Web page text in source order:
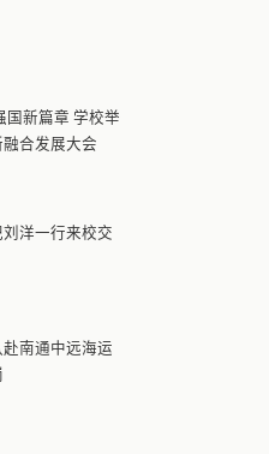
国新篇章 学校举
合发展大会
洋一行来校交
南通中远海运